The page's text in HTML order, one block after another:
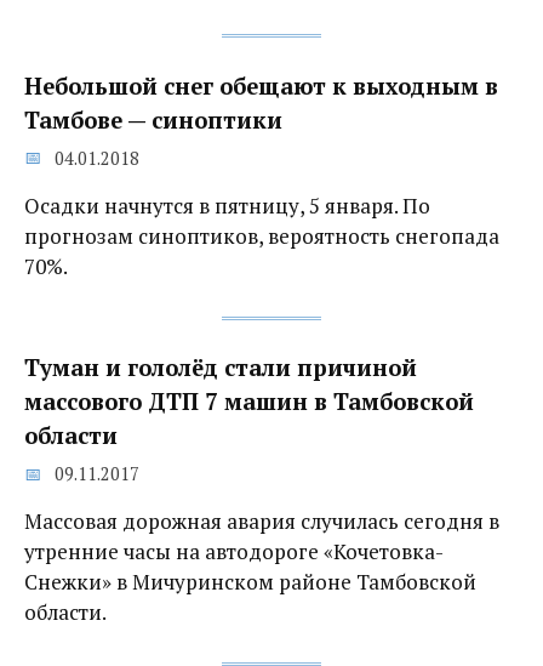
Небольшой снег обещают к выходным в
Тамбове — синоптики
04.01.2018
Осадки начнутся в пятницу, 5 января. По
прогнозам синоптиков, вероятность снегопада
70%.
Туман и гололёд стали причиной
массового ДТП 7 машин в Тамбовской
области
09.11.2017
Массовая дорожная авария случилась сегодня в
утренние часы на автодороге «Кочетовка-
Снежки» в Мичуринском районе Тамбовской
области.